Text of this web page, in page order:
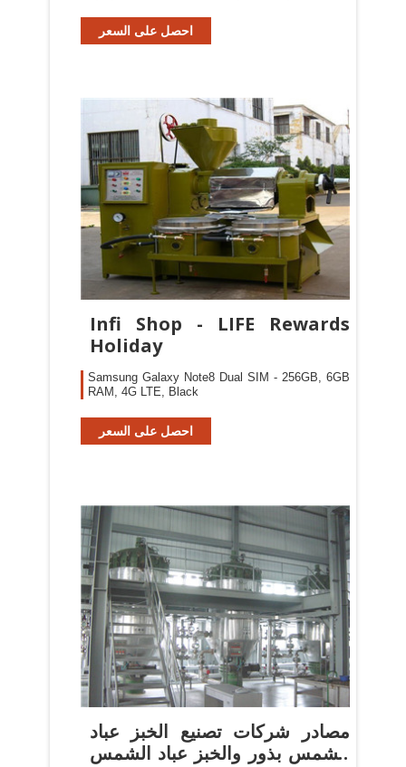
احصل على السعر
Infi Shop - LIFE Rewards
Holiday
Samsung Galaxy Note8 Dual SIM - 256GB, 6GB
RAM, 4G LTE, Black
احصل على السعر
مصادر شركات تصنيع الخبز عباد
الشمس بذور والخبز عباد الشمس